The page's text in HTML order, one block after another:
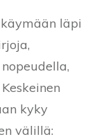
läpi
kyky
välillä: